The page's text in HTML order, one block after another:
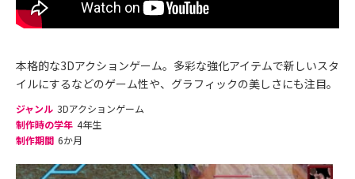
本格的な3Dアクションゲーム。多彩な強化アイテムで新しいスタ
イルにするなどのゲーム性や、グラフィックの美しさにも注目。
ジャンル 3Dアクションゲーム
制作時の学年 4年生
制作期間 6か月